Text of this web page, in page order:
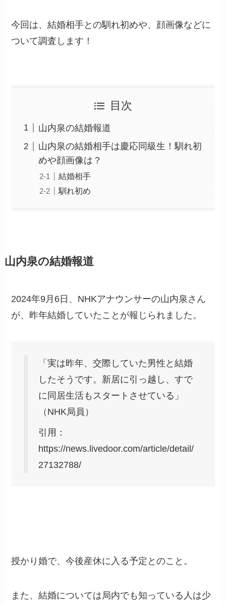
今回は、結婚相手との馴れ初めや、顔画像などに
ついて調査します！
目次
山内泉の結婚報道
山内泉の結婚相手は慶応同級生！馴れ初
めや顔画像は？
結婚相手
馴れ初め
山内泉の結婚報道
2024年9月6日、NHKアナウンサーの山内泉さん
が、昨年結婚していたことが報じられました。
「実は昨年、交際していた男性と結婚
したそうです。新居に引っ越し、すで
に同居生活もスタートさせている」
（NHK局員）
引用：
https://news.livedoor.com/article/detail/
27132788/
授かり婚で、今後産休に入る予定とのこと。
また、結婚については局内でも知っている人は少